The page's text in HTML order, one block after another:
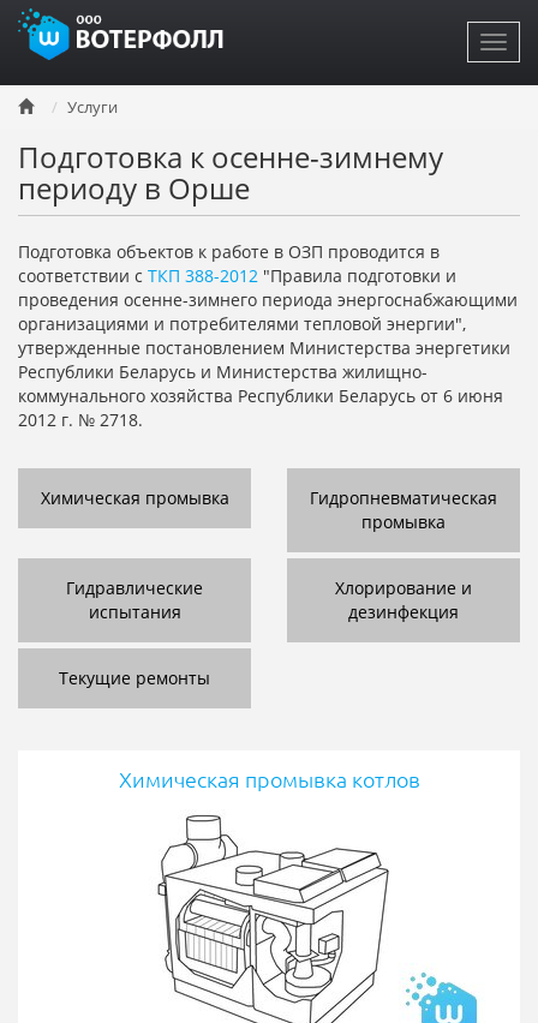
Перейти
основному
содержанию
Услуги
Подготовка к осенне-зимнему
периоду в Орше
Подготовка объектов к работе в ОЗП проводится в
соответствии с ТКП 388-2012 "Правила подготовки и
проведения осенне-зимнего периода энергоснабжающими
организациями и потребителями тепловой энергии",
утвержденные постановлением Министерства энергетики
Республики Беларусь и Министерства жилищно-
коммунального хозяйства Республики Беларусь от 6 июня
2012 г. № 2718.
Химическая промывка
Гидропневматическая
промывка
Гидравлические
испытания
Хлорирование и
дезинфекция
Текущие ремонты
Химическая промывка котлов